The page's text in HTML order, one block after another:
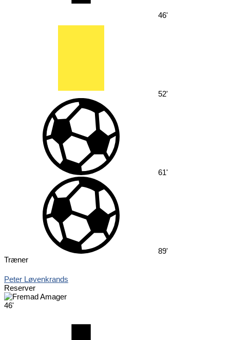
46'
52'
61'
89'
Træner
Peter Løvenkrands
Reserver
46'